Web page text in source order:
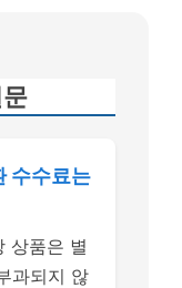
수수료는
상품은 별
과되지 않